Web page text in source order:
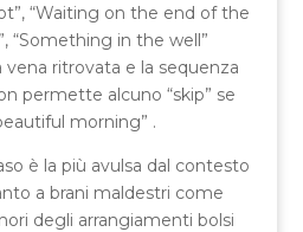
“Waiting on the end of the
“Something in the well”
ritrovata e la sequenza
permette alcuno “skip” se
morning” .
è la più avulsa dal contesto
a brani maldestri come
degli arrangiamenti bolsi